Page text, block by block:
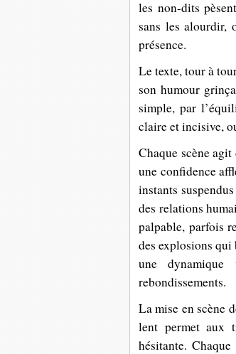
les non-dits
sans les alourdir,
présence.
Le texte, tour à
son humour
simple, par
claire et incisive,
Chaque scène
une confidence
instants
des relations
palpable, parfois
des explosions qui
une
rebondissements.
La mise en scène
lent permet aux
hésitante.